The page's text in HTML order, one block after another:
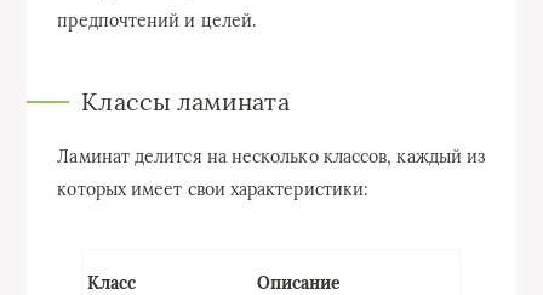
предпочтений и целей.
Классы ламината
Ламинат делится на несколько классов, каждый из
которых имеет свои характеристики:
Класс Описание